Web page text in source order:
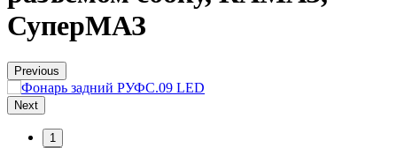
СуперМАЗ
Previous
Next
1